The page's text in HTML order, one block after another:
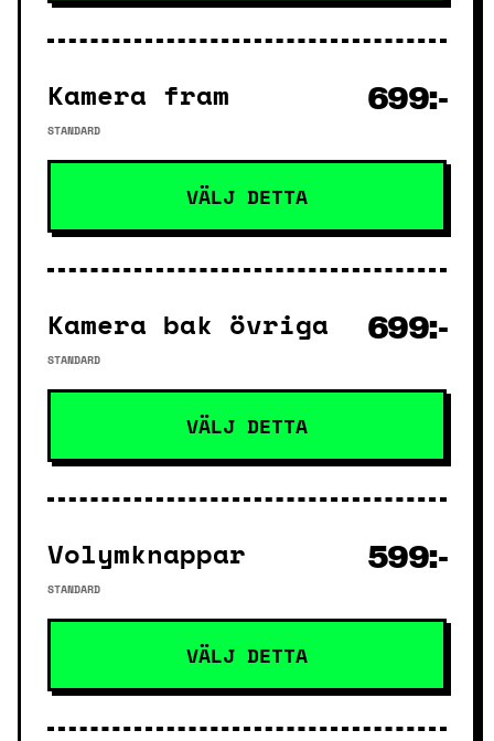
Kamera fram
STANDARD
699:-
VÄLJ DETTA
Kamera bak övriga
STANDARD
699:-
VÄLJ DETTA
Volymknappar
STANDARD
599:-
VÄLJ DETTA